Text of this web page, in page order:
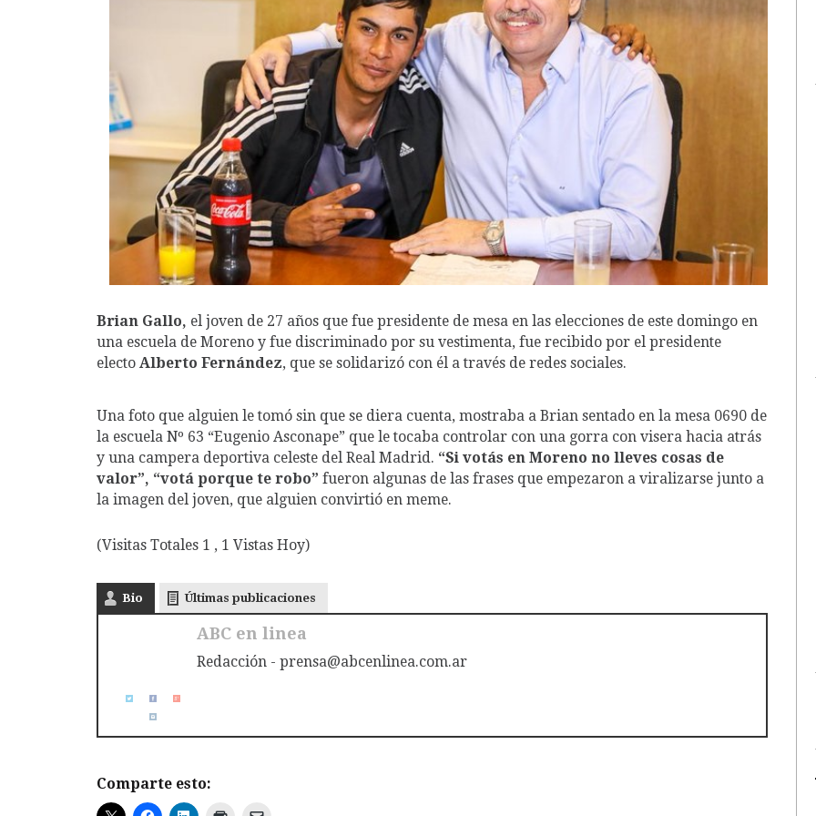
Brian Gallo, el joven de 27 años que fue presidente de mesa en las elecciones de este domingo en
una escuela de Moreno y fue discriminado por su vestimenta, fue recibido por el presidente
electo Alberto Fernández, que se solidarizó con él a través de redes sociales.
Una foto que alguien le tomó sin que se diera cuenta, mostraba a Brian sentado en la mesa 0690 de
la escuela Nº 63 “Eugenio Asconape” que le tocaba controlar con una gorra con visera hacia atrás
y una campera deportiva celeste del Real Madrid. “Si votás en Moreno no lleves cosas de
valor”, “votá porque te robo” fueron algunas de las frases que empezaron a viralizarse junto a
la imagen del joven, que alguien convirtió en meme.
(Visitas Totales 1 , 1 Vistas Hoy)
Bio Últimas publicaciones
ABC en linea
Redacción - prensa@abcenlinea.com.ar
Comparte esto: